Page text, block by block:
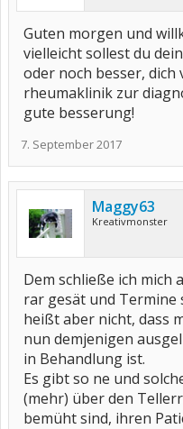
Guten morgen und
vielleicht sollest du
oder noch besser,
rheumaklinik zur
gute besserung!
7. September 2017
Maggy63
Kreativmonster
Dem schließe ich mich
rar gesät und Termine
heißt aber nicht, dass
nun demjenigen
in Behandlung ist.
Es gibt so ne und
(mehr) über den
bemüht sind, ihren